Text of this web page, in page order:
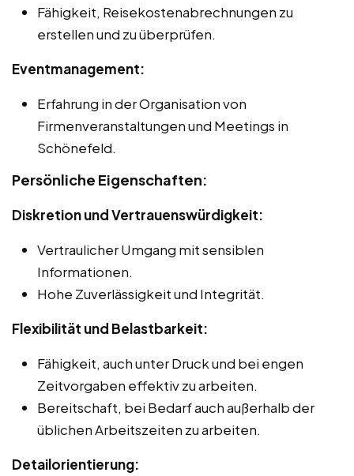
Fähigkeit, Reisekostenabrechnungen zu
erstellen und zu überprüfen.
Eventmanagement:
Erfahrung in der Organisation von
Firmenveranstaltungen und Meetings in
Schönefeld.
Persönliche Eigenschaften:
Diskretion und Vertrauenswürdigkeit:
Vertraulicher Umgang mit sensiblen
Informationen.
Hohe Zuverlässigkeit und Integrität.
Flexibilität und Belastbarkeit:
Fähigkeit, auch unter Druck und bei engen
Zeitvorgaben effektiv zu arbeiten.
Bereitschaft, bei Bedarf auch außerhalb der
üblichen Arbeitszeiten zu arbeiten.
Detailorientierung: